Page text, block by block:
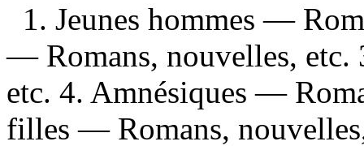
1. Jeunes hommes —
— Romans, nouvelles,
etc. 4. Amnésiques —
filles — Romans,